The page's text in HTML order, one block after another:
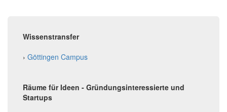
Wissenstransfer
› Göttingen Campus
Räume für Ideen - Gründungsinteressierte und
Startups